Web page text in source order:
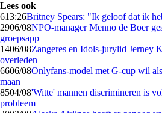
Lees ook
613:26Britney Spears: "Ik geloof dat ik
2906/08NPO-manager Menno de Boer
groepsapp
1406/08Zangeres en Idols-jurylid Jerney
overleden
6606/08Onlyfans-model met G-cup wil
maan
8504/08'Witte' mannen discrimineren is
probleem